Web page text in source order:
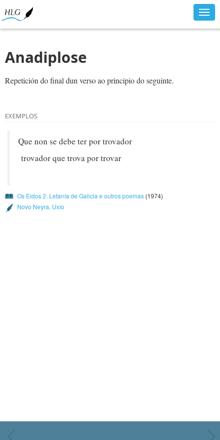
Anadiplose
Repetición do final dun verso ao principio do seguinte.
EXEMPLOS
Que non se debe ter por trovador
trovador que trova por trovar
Os Eidos 2. Letanía de Galicia e outros poemas (1974)
Novo Neyra, Uxío